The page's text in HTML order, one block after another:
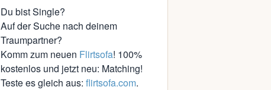
Du bist Single?
Auf der Suche nach deinem
Traumpartner?
Komm zum neuen Flirtsofa! 100%
kostenlos und jetzt neu: Matching!
Teste es gleich aus: flirtsofa.com.